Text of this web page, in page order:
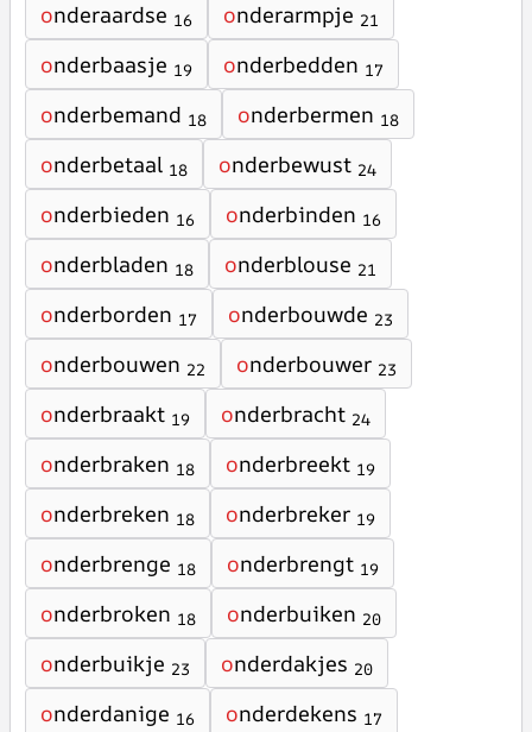
onderaardse 16 onderarmpje 21
onderbaasje 19 onderbedden 17
onderbemand 18 onderbermen 18
onderbetaal 18 onderbewust 24
onderbieden 16 onderbinden 16
onderbladen 18 onderblouse 21
onderborden 17 onderbouwde 23
onderbouwen 22 onderbouwer 23
onderbraakt 19 onderbracht 24
onderbraken 18 onderbreekt 19
onderbreken 18 onderbreker 19
onderbrenge 18 onderbrengt 19
onderbroken 18 onderbuiken 20
onderbuikje 23 onderdakjes 20
onderdanige 16 onderdekens 17